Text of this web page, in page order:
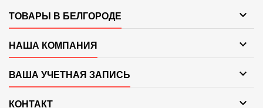
ТОВАРЫ В БЕЛГОРОДЕ 
НАША КОМПАНИЯ 
ВАША УЧЕТНАЯ ЗАПИСЬ 
КОНТАКТ 